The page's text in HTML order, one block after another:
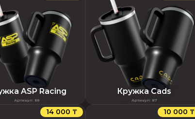
ASP Racing
Артикул: 88
Кружка Cads
Артикул: 87
14 000 ₸ 10 000 ₸